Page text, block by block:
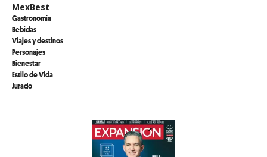
MexBest
Gastronomía
Bebidas
Viajes y destinos
Personajes
Bienestar
Estilo de Vida
Jurado